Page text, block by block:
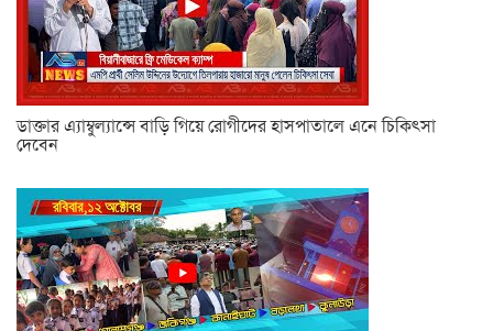
ডাক্তার এ্যাম্বুল্যান্সে বাড়ি গিয়ে রোগীদের হাসপাতালে এনে চিকিৎসা
দেবেন